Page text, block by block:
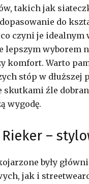
takich jak
do
czyni je idealnym
lepszym
komfort. Warto
stóp w
źle
wygodę.
–
były
jak i